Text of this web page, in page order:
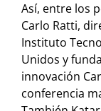
Así, entre los
Carlo Ratti,
Instituto
Unidos y
innovación
conferencia